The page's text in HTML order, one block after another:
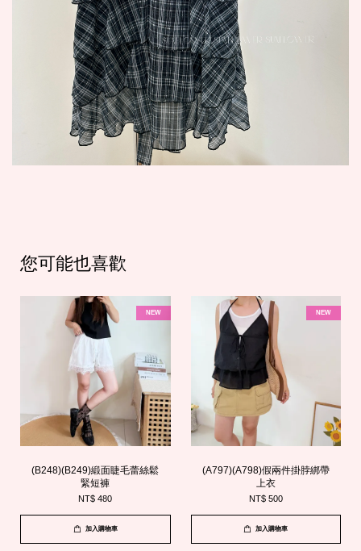
您可能也喜歡
NEW
(B248)(B249)緞面睫毛蕾絲鬆
緊短褲
NT$ 480
加入購物車
NEW
(A797)(A798)假兩件掛脖綁帶
上衣
NT$ 500
加入購物車